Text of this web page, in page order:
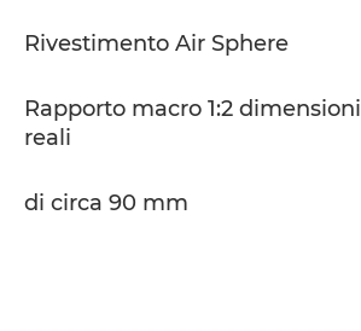
Rivestimento Air Sphere
Rapporto macro 1:2 dimensioni
reali
di circa 90 mm